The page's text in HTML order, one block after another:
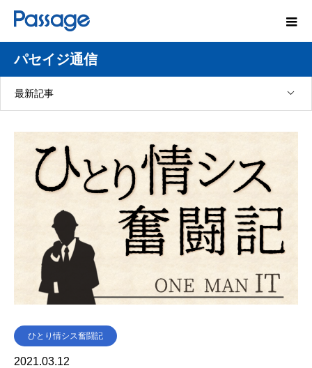
パセイジ通信
最新記事
ひとり情シス奮闘記
2021.03.12